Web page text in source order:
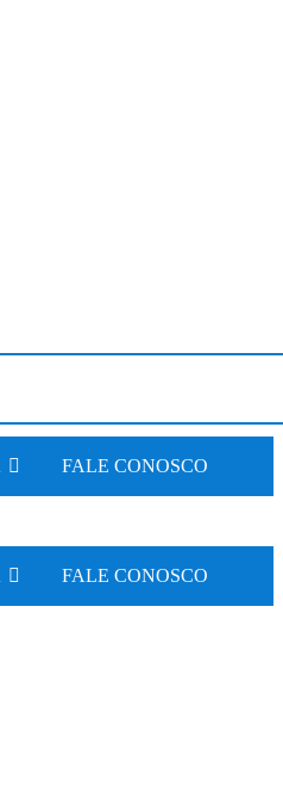
FALE CONOSCO
FALE CONOSCO